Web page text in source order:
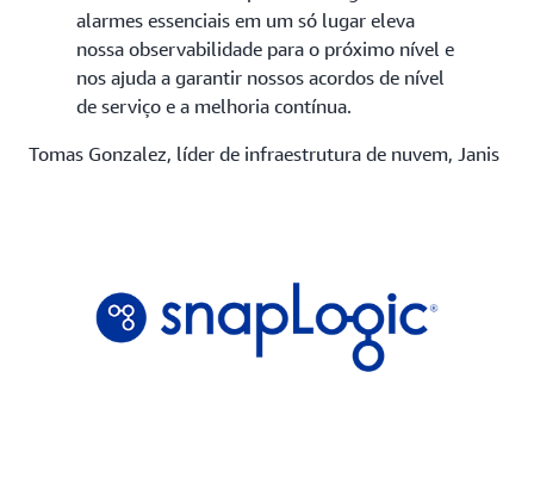
alarmes essenciais em um só lugar eleva
nossa observabilidade para o próximo nível e
nos ajuda a garantir nossos acordos de nível
de serviço e a melhoria contínua.
Tomas Gonzalez, líder de infraestrutura de nuvem, Janis